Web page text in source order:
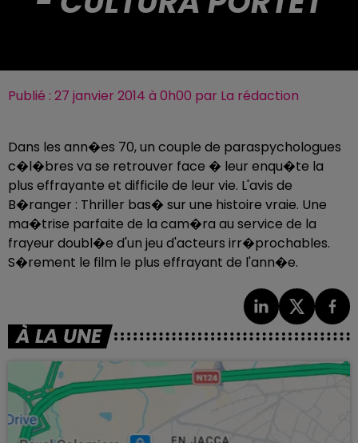
Publié : 27 janvier 2014 à 0h00 par La rédaction
Dans les ann�es 70, un couple de paraspychologues
c�l�bres va se retrouver face � leur enqu�te la
plus effrayante et difficile de leur vie. L'avis de
B�ranger : Thriller bas� sur une histoire vraie. Une
ma�trise parfaite de la cam�ra au service de la
frayeur doubl�e d'un jeu d'acteurs irr�prochables.
S�rement le film le plus effrayant de l'ann�e.
À LA UNE